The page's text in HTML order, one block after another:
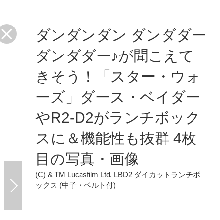
ダンダンダン ダンダダー
ダンダダー♪が聞こえて
きそう！「スター・ウォ
ーズ」ダース・ベイダー
やR2-D2がランチボック
スに＆機能性も抜群 4枚
目の写真・画像
(C) & TM Lucasfilm Ltd. LBD2 ダイカットランチボ
ックス (中子・ベルト付)